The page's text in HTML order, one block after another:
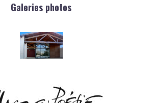
Galeries photos